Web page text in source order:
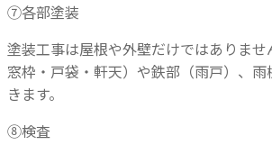
⑦各部塗装
塗装工事は屋根や外壁だけではありませ
窓枠・戸袋・軒天）や鉄部（雨戸）、
きます。
⑧検査